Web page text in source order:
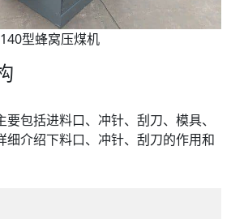
140型蜂窝压煤机
包括进料口、冲针、刮刀、模具、
细介绍下料口、冲针、刮刀的作用和